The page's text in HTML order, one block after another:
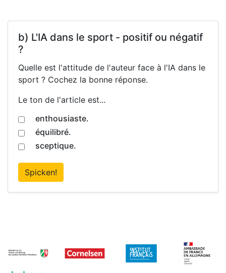
b) L'IA dans le sport - positif ou négatif
?
Quelle est l'attitude de l'auteur face à l'IA dans le
sport ? Cochez la bonne réponse.
Le ton de l'article est...
enthousiaste.
équilibré.
sceptique.
Spicken!